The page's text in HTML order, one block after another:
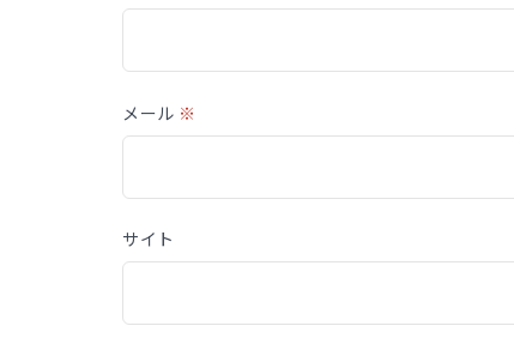
メール ※
サイト